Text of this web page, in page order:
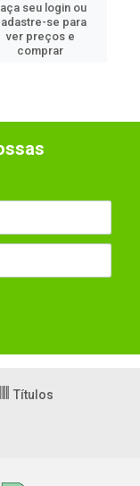
seu login ou
se para
ver preços e
comprar
Títulos